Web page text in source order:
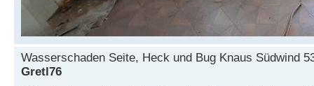
Wasserschaden Seite, Heck und Bug Knaus Südwind
Gretl76